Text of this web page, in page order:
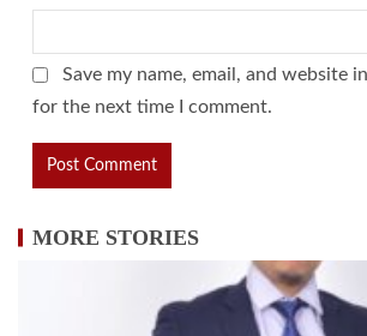
Save my name, email, and website
for the next time I comment.
MORE STORIES